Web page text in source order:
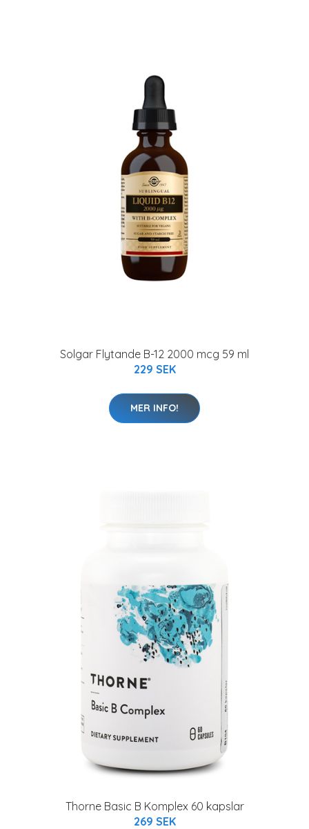
Solgar Flytande B-12 2000 mcg 59 ml
229 SEK
MER INFO!
Thorne Basic B Komplex 60 kapslar
269 SEK